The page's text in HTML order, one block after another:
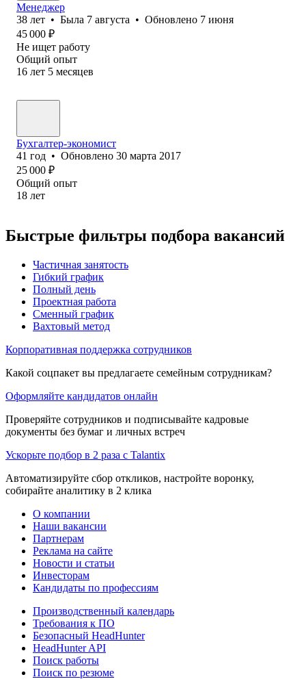
Менеджер
38 лет • Была 7 августа • Обновлено 7 июня
45 000 ₽
Не ищет работу
Общий опыт
16 лет 5 месяцев
Бухгалтер-экономист
41 год • Обновлено 30 марта 2017
25 000 ₽
Общий опыт
18 лет
Быстрые фильтры подбора вакансий
Частичная занятость
Гибкий график
Полный день
Проектная работа
Сменный график
Вахтовый метод
Корпоративная поддержка сотрудников
Какой соцпакет вы предлагаете семейным сотрудникам?
Оформляйте кандидатов онлайн
Проверяйте сотрудников и подписывайте кадровые
документы без бумаг и личных встреч
Ускорьте подбор в 2 раза с Talantix
Автоматизируйте сбор откликов, настройте воронку,
собирайте аналитику в 2 клика
О компании
Наши вакансии
Партнерам
Реклама на сайте
Новости и статьи
Инвесторам
Кандидаты по профессиям
Производственный календарь
Требования к ПО
Безопасный HeadHunter
HeadHunter API
Поиск работы
Поиск по резюме